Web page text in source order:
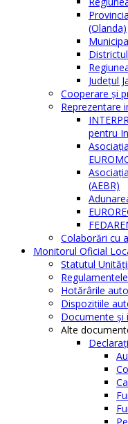
(Olanda)
Judeţul
Cooperare şi
Reprezentare
pentru
(AEBR)
Colaborări cu
Monitorul Oficial
Statutul
Hotărârile
Dispoziţiile
Documente şi
Alte